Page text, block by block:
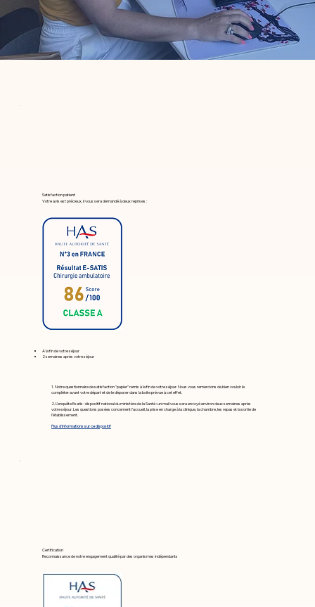
Satisfaction patient
Votre avis est précieux, il vous sera demandé à deux reprises :
A la fin de votre séjour
2 semaines après votre séjour
1. Notre questionnaire de satisfaction "papier" remis à la fin de votre séjour. Nous vous remercions de bien vouloir le
compléter avant votre départ et de le déposer dans la boite prévue à cet effet.
2. L’enquête Esatis : dispositif national du ministère de la Santé : un mail vous sera envoyé environ deux semaines après
votre séjour. Les questions posées concernent l'accueil, la prise en charge à la clinique, la chambre, les repas et la sortie de
l'établissement.
Plus d'informations sur ce dispositif
Certification
Reconnaissance de notre engagement qualité par des organismes indépendants